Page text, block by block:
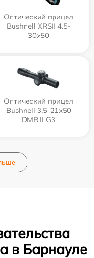
Оптический прицел
Bushnell XRSII 4.5-
30x50
Оптический прицел
Bushnell 3.5-21x50
DMR II G3
в Барнауле